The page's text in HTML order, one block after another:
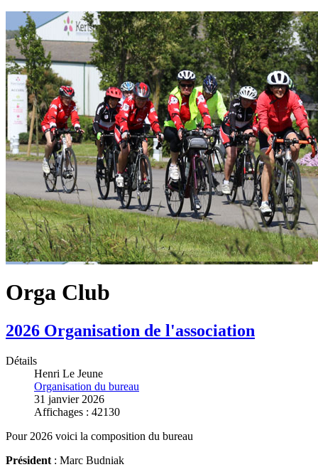
Orga Club
2026 Organisation de l'association
Détails
Henri Le Jeune
Organisation du bureau
31 janvier 2026
Affichages : 42130
Pour 2026 voici la composition du bureau
Président : Marc Budniak